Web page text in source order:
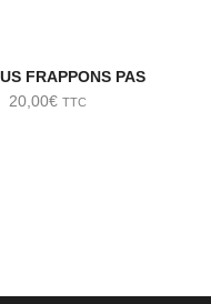
FRAPPONS PAS
20,00€ TTC